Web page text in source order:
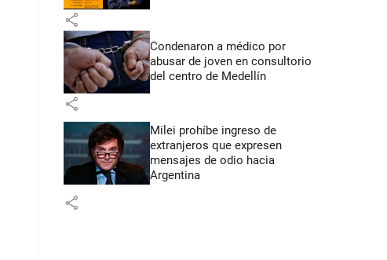
share
Condenaron a médico por
abusar de joven en consultorio
del centro de Medellín
share
Milei prohíbe ingreso de
extranjeros que expresen
mensajes de odio hacia
Argentina
share